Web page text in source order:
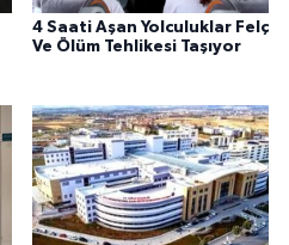
4 Saati Aşan Yolculuklar Felç
Ve Ölüm Tehlikesi Taşıyor